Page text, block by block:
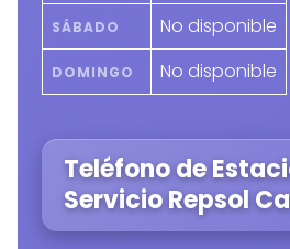
SÁBADO No disponible
DOMINGO No disponible
Teléfono de
Servicio Repsol